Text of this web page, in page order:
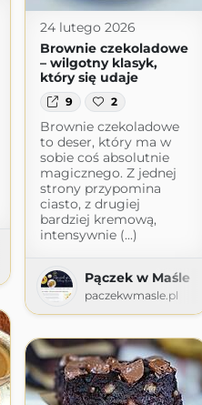
24 lutego 2026
Brownie czekoladowe
– wilgotny klasyk,
który się udaje
9 2
Brownie czekoladowe
to deser, który ma w
sobie coś absolutnie
magicznego. Z jednej
strony przypomina
ciasto, z drugiej
bardziej kremową,
intensywnie (...)
Pączek w Maśle
paczekwmasle.pl